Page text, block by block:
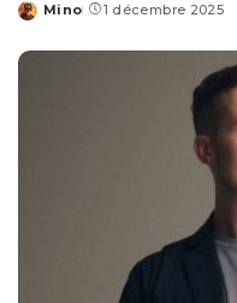
Posted
Mino 1 décembre 2025